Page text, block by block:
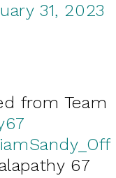
31, 2023
from Team
67